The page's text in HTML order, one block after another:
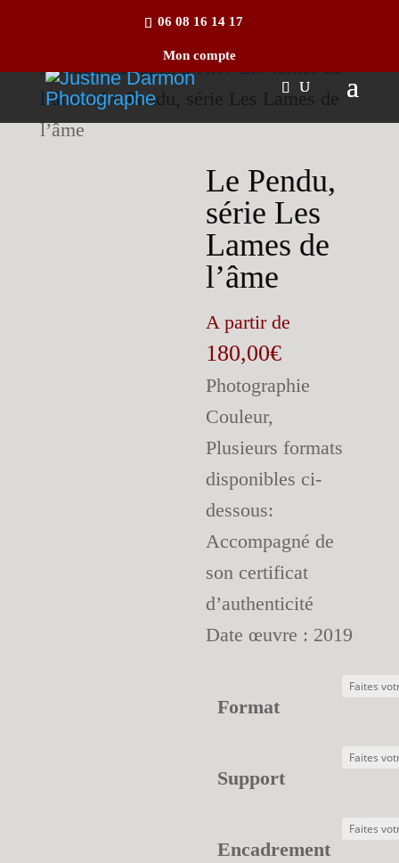
06 08 16 14 17
Mon compte
Accueil/Tirages d’Art/Les lames de
l’âme/ Le Pendu, série Les Lames de
l’âme
Le Pendu,
série Les
Lames de
l’âme
A partir de
180,00€
Photographie
Couleur,
Plusieurs formats
disponibles ci-
dessous:
Accompagné de
son certificat
d’authenticité
Date œuvre : 2019
Format
Support
Encadrement